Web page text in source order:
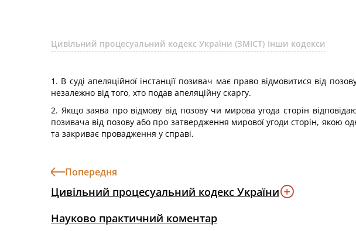
Цивільний процесуальний кодекс України (ЗМІСТ) Інши кодекси
1. В суді апеляційної інстанції позивач має право відмовитися від
незалежно від того, хто подав апеляційну скаргу.
2. Якщо заява про відмову від позову чи мирова угода сторін
позивача від позову або про затвердження мирової угоди сторін, якою
та закриває провадження у справі.
Попередня
Цивільний процесуальний кодекс України
Науково практичний коментар